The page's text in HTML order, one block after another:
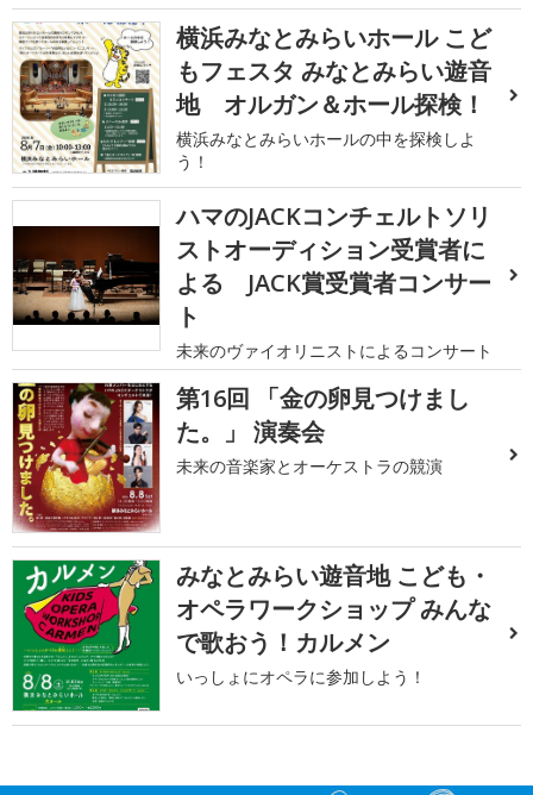
横浜みなとみらいホール こど
もフェスタ みなとみらい遊音
地 オルガン＆ホール探検！
横浜みなとみらいホールの中を探検しよ
う！
ハマのJACKコンチェルトソリ
ストオーディション受賞者に
よる JACK賞受賞者コンサー
ト
未来のヴァイオリニストによるコンサート
第16回 「金の卵見つけまし
た。」 演奏会
未来の音楽家とオーケストラの競演
みなとみらい遊音地 こども・
オペラワークショップ みんな
で歌おう！カルメン
いっしょにオペラに参加しよう！